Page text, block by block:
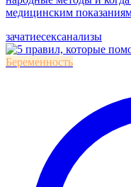
медицинским
зачатиесексанализы
Беременность